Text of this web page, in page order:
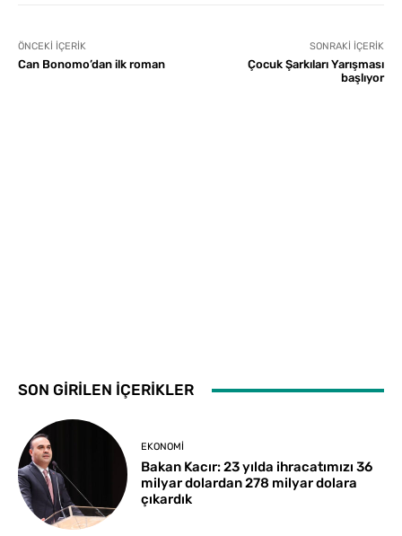
ÖNCEKI İÇERIK
Can Bonomo’dan ilk roman
SONRAKI İÇERIK
Çocuk Şarkıları Yarışması
başlıyor
SON GİRİLEN İÇERİKLER
EKONOMI
Bakan Kacır: 23 yılda ihracatımızı 36
milyar dolardan 278 milyar dolara
çıkardık